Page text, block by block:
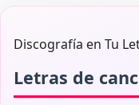
Discografía en Tu
Letras de